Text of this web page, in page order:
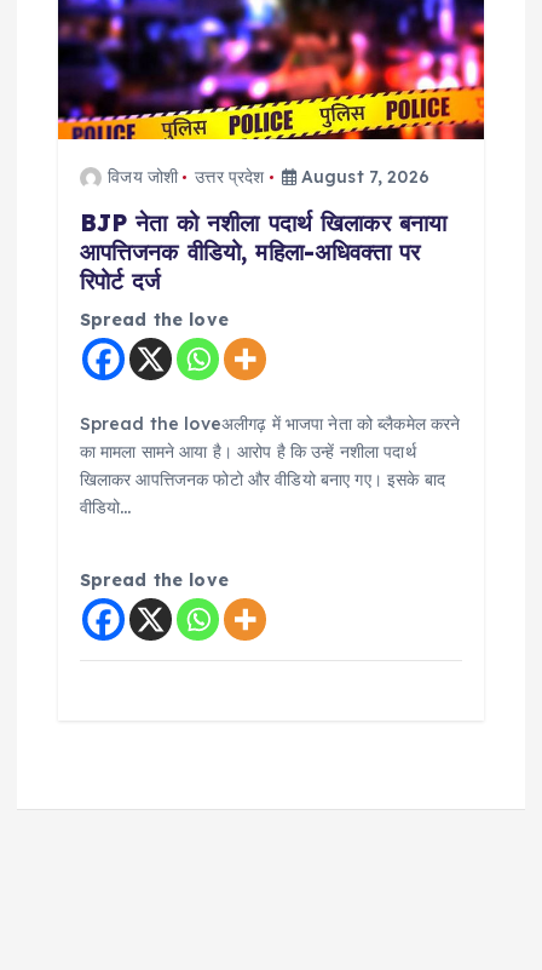
विजय जोशी उत्तर प्रदेश August 7, 2026
BJP नेता को नशीला पदार्थ खिलाकर बनाया
आपत्तिजनक वीडियो, महिला-अधिवक्ता पर
रिपोर्ट दर्ज
Spread the love
Spread the loveअलीगढ़ में भाजपा नेता को ब्लैकमेल करने
का मामला सामने आया है। आरोप है कि उन्हें नशीला पदार्थ
खिलाकर आपत्तिजनक फोटो और वीडियो बनाए गए। इसके बाद
वीडियो…
Spread the love